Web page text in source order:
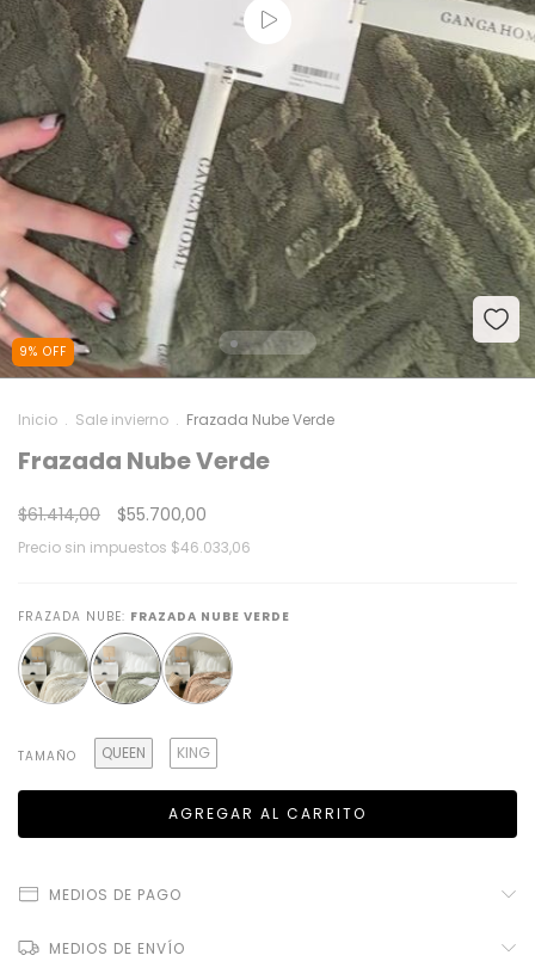
9% OFF
Inicio . Sale invierno . Frazada Nube Verde
Frazada Nube Verde
$61.414,00 $55.700,00
Precio sin impuestos $46.033,06
FRAZADA NUBE: FRAZADA NUBE VERDE
TAMAÑO QUEEN KING
MEDIOS DE PAGO
MEDIOS DE ENVÍO